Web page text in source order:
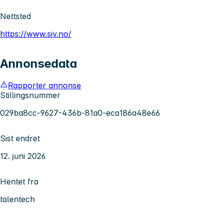
Nettsted
https://www.siv.no/
Annonsedata
Rapporter annonse
Stillingsnummer
029ba8cc-9627-436b-81a0-eca186a48e66
Sist endret
12. juni 2026
Hentet fra
talentech